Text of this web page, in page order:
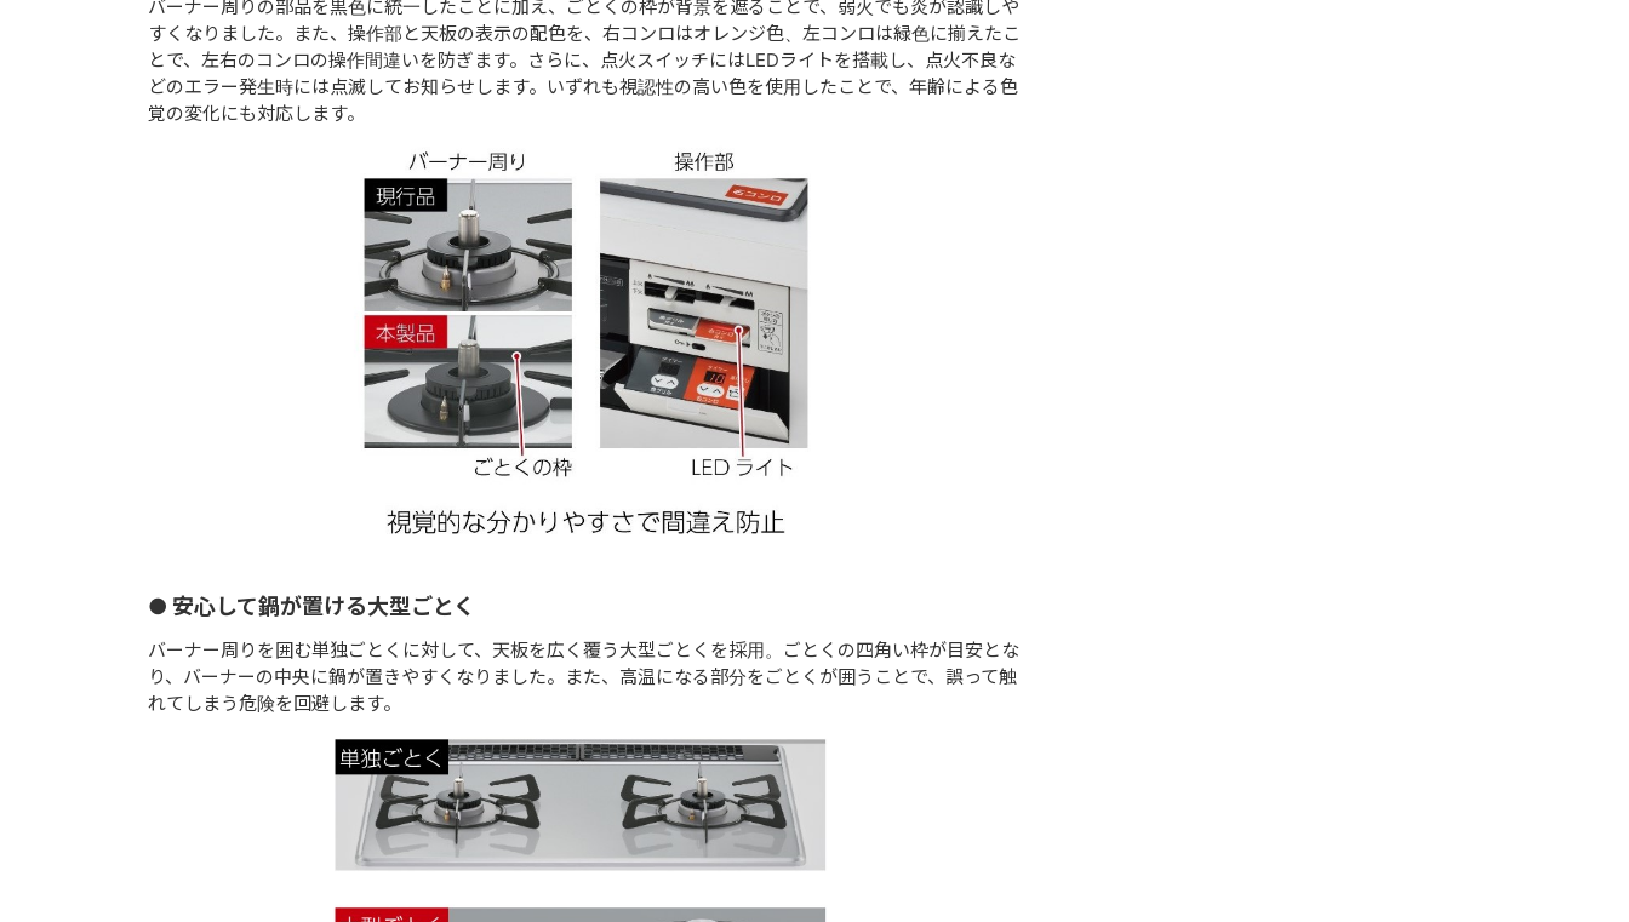
バーナー周りの部品を黒色に統一したことに加え、ごとくの枠が背景を遮ることで、弱火でも炎が認識しや
すくなりました。また、操作部と天板の表示の配色を、右コンロはオレンジ色、左コンロは緑色に揃えたこ
とで、左右のコンロの操作間違いを防ぎます。さらに、点火スイッチにはLEDライトを搭載し、点火不良な
どのエラー発生時には点滅してお知らせします。いずれも視認性の高い色を使用したことで、年齢による色
覚の変化にも対応します。
● 安心して鍋が置ける大型ごとく
バーナー周りを囲む単独ごとくに対して、天板を広く覆う大型ごとくを採用。ごとくの四角い枠が目安とな
り、バーナーの中央に鍋が置きやすくなりました。また、高温になる部分をごとくが囲うことで、誤って触
れてしまう危険を回避します。